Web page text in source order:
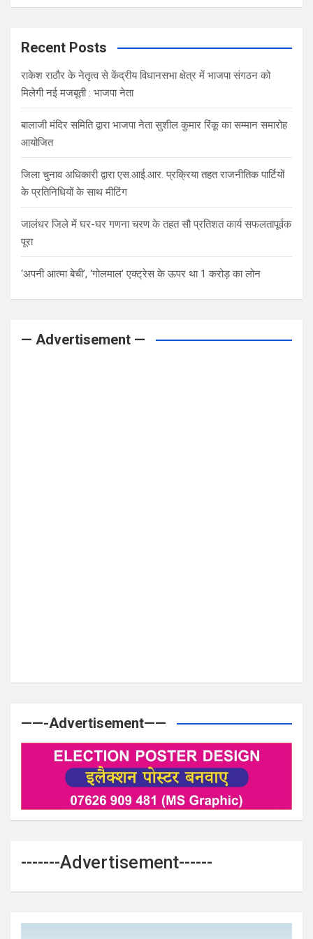
Recent Posts
राकेश राठौर के नेतृत्व से केंद्रीय विधानसभा क्षेत्र में भाजपा संगठन को
मिलेगी नई मजबूती : भाजपा नेता
बालाजी मंदिर समिति द्वारा भाजपा नेता सुशील कुमार रिंकू का सम्मान समारोह
आयोजित
जिला चुनाव अधिकारी द्वारा एस.आई.आर. प्रक्रिया तहत राजनीतिक पार्टियों
के प्रतिनिधियों के साथ मीटिंग
जालंधर जिले में घर-घर गणना चरण के तहत सौ प्रतिशत कार्य सफलतापूर्वक
पूरा
‘अपनी आत्मा बेची’, ‘गोलमाल’ एक्ट्रेस के ऊपर था 1 करोड़ का लोन
— Advertisement —
——-Advertisement——
-------Advertisement------